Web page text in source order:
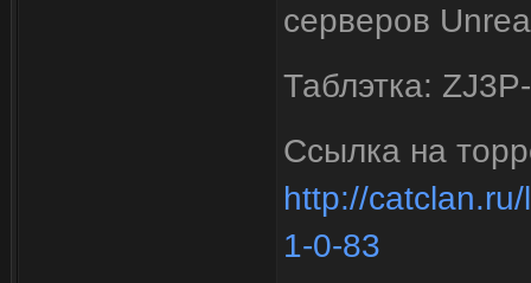
серверов
Таблэтка:
Ссылка на
http://
1-0-83